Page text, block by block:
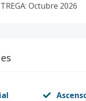
Octubre 2026